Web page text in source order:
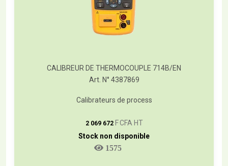
CALIBREUR DE THERMOCOUPLE 714B/EN
Art. N° 4387869
Calibrateurs de process
2 069 672 F CFA HT
Stock non disponible
1575